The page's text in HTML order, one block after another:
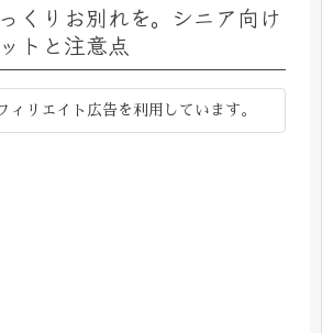
くりお別れを。シニア向け
トと注意点
ィリエイト広告を利用しています。